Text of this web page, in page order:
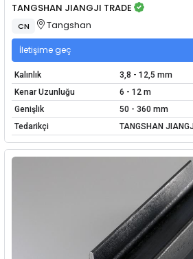
TANGSHAN JIANGJI TRADE
CN Tangshan
İletişime geç
Kalınlık
3,8 - 12,5 mm
Kenar Uzunluğu
6 - 12 m
Genişlik
50 - 360 mm
Tedarikçi
TANGSHAN